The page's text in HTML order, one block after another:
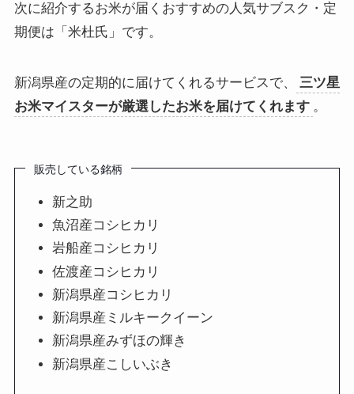
次に紹介するお米が届くおすすめの人気サブスク・定
期便は「米杜氏」です。
新潟県産の定期的に届けてくれるサービスで、
三ツ星
お米マイスターが厳選したお米を届けてくれます 。
販売している銘柄
新之助
魚沼産コシヒカリ
岩船産コシヒカリ
佐渡産コシヒカリ
新潟県産コシヒカリ
新潟県産ミルキークイーン
新潟県産みずほの輝き
新潟県産こしいぶき